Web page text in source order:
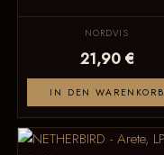
NORDVIS
21,90 €
IN DEN WARENKORB